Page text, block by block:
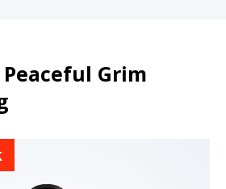
Grim